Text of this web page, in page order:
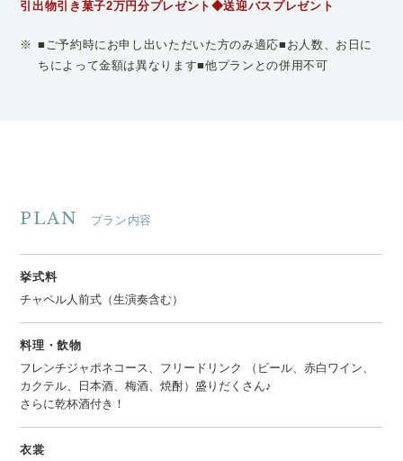
引出物引き菓子2万円分プレゼント◆送迎バスプレゼント
※ ■ご予約時にお申し出いただいた方のみ適応■お人数、お日に
ちによって金額は異なります■他プランとの併用不可
PLAN プラン内容
挙式料
チャペル人前式（生演奏含む）
料理・飲物
フレンチジャポネコース、フリードリンク （ビール、赤白ワイン、
カクテル、日本酒、梅酒、焼酎）盛りだくさん♪
さらに乾杯酒付き！
衣裳